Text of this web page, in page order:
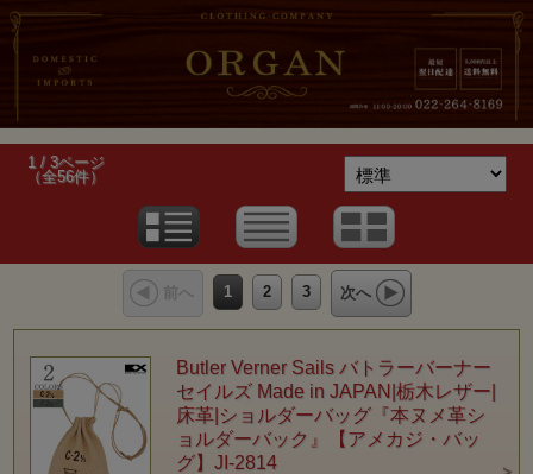
1 / 3ページ
（全56件）
前へ 1 2 3 次へ
Butler Verner Sails バトラーバーナー
セイルズ Made in JAPAN|栃木レザー|
床革|ショルダーバッグ『本ヌメ革シ
ョルダーバック』【アメカジ・バッ
グ】JI-2814